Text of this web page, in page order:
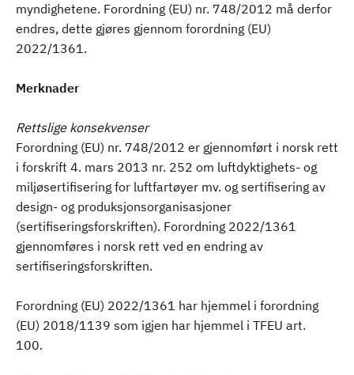
myndighetene. Forordning (EU) nr. 748/2012 må derfor
endres, dette gjøres gjennom forordning (EU)
2022/1361.
Merknader
Rettslige konsekvenser
Forordning (EU) nr. 748/2012 er gjennomført i norsk rett
i forskrift 4. mars 2013 nr. 252 om luftdyktighets- og
miljøsertifisering for luftfartøyer mv. og sertifisering av
design- og produksjonsorganisasjoner
(sertifiseringsforskriften). Forordning 2022/1361
gjennomføres i norsk rett ved en endring av
sertifiseringsforskriften.
Forordning (EU) 2022/1361 har hjemmel i forordning
(EU) 2018/1139 som igjen har hjemmel i TFEU art.
100.